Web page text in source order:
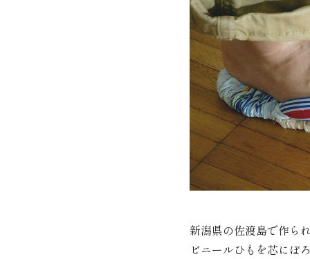
新潟県の佐渡島で作ら
ビニールひもを芯にぼ